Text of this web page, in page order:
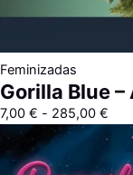
Feminizadas
Gorilla Blue
7,00 € - 285,00 €